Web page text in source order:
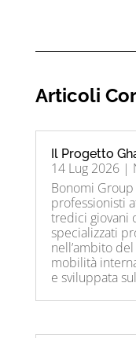
Articoli
Il Progetto
14 Lug 2026|
Bonomi
professionisti
tredici giovani
specializzati
nell’ambito
mobilità
e sviluppata